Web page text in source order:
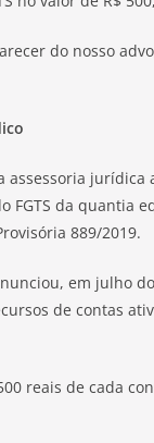
do nosso
assessoria
da quantia
889/2019.
em julho
de contas
reais de cada